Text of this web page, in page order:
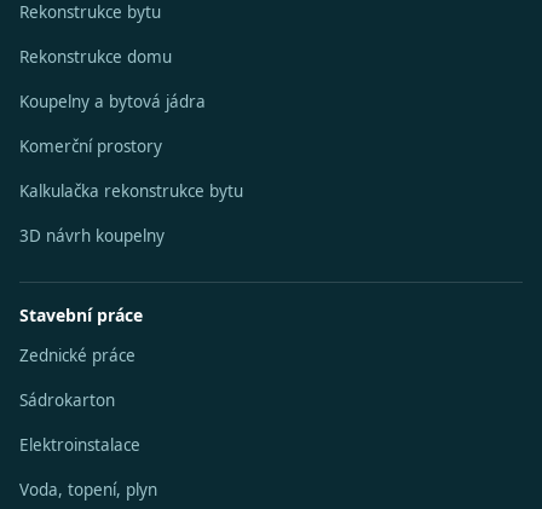
Rekonstrukce bytu
Rekonstrukce domu
Koupelny a bytová jádra
Komerční prostory
Kalkulačka rekonstrukce bytu
3D návrh koupelny
Stavební práce
Zednické práce
Sádrokarton
Elektroinstalace
Voda, topení, plyn